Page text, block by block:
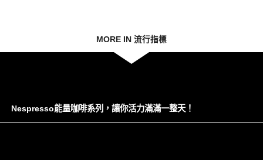
MORE IN 流行指標
Nespresso能量咖啡系列，讓你活力滿滿一整天！